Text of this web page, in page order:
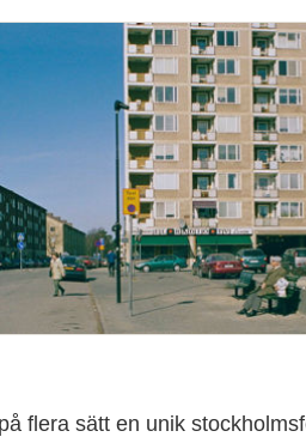
flera sätt en unik